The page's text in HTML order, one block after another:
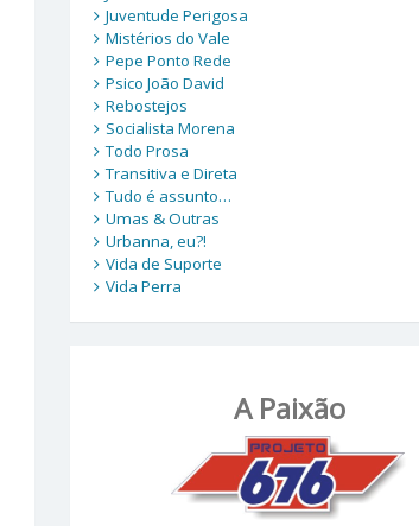
Juventude Perigosa
Mistérios do Vale
Pepe Ponto Rede
Psico João David
Rebostejos
Socialista Morena
Todo Prosa
Transitiva e Direta
Tudo é assunto…
Umas & Outras
Urbanna, eu?!
Vida de Suporte
Vida Perra
A Paixão